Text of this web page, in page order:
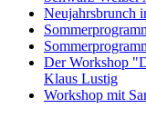
Neujahrsbrunch
Der Workshop
Klaus Lustig
Workshop mit